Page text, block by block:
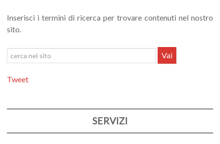
Inserisci i termini di ricerca per trovare contenuti nel nostro
sito.
Cerca
nel
sito
Vai
Tweet
SERVIZI